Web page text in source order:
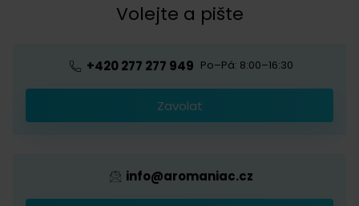
Ochrana osobních údajů
Provizní systém
Kávová akademieVolejte a pište
+420 277 277 949 Po–Pá: 8:00–16:30
Zavolat
info@aromaniac.cz